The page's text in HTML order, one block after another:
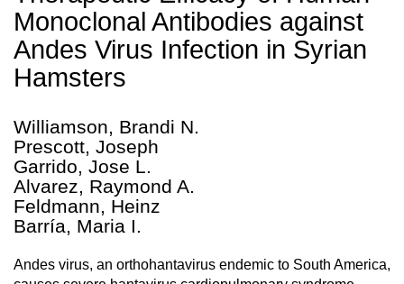
Monoclonal Antibodies against
Andes Virus Infection in Syrian
Hamsters
Williamson, Brandi N.
Prescott, Joseph
Garrido, Jose L.
Alvarez, Raymond A.
Feldmann, Heinz
Barría, Maria I.
Andes virus, an orthohantavirus endemic to South America,